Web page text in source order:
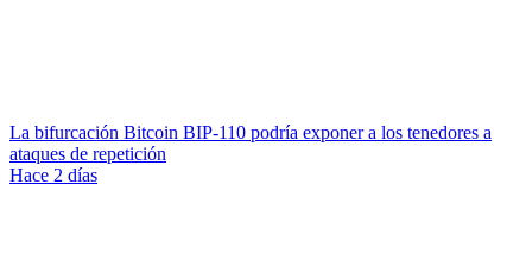
La bifurcación Bitcoin BIP-110 podría exponer a los tenedores a
ataques de repetición
Hace 2 días